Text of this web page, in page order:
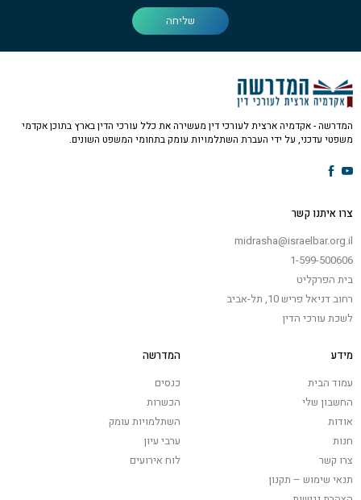
שליחה
המדרשה - אקדמיה ארצית לעורכי דין מעשירה את כלל עורכי הדין בארץ בתוכן אקדמי
משפטי עדכני, על ידי העברת השתלמויות עומק בתחומי המשפט השונים.
צרו איתנו קשר
midrasha@israelbar.org.il
1-599-500606
בית הפרקליט
רחוב דניאל פריש 10, תל-אביב
לשכת עורכי הדין
מידע
עמוד הבית
החשבון שלי
אודות
חנות
צרו קשר
תנאי שימוש – תקנון
המדרשה
כנסים
הכשרות
השתלמויות עומק
ערבי עיון
לוח אירועים